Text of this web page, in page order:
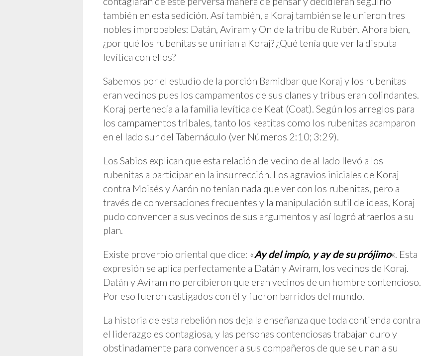
también en esta sedición. Así también, a Koraj también se le unieron tres
nobles improbables: Datán, Aviram y On de la tribu de Rubén. Ahora bien,
¿por qué los rubenitas se unirían a Koraj? ¿Qué tenía que ver la disputa
levítica con ellos?
Sabemos por el estudio de la porción Bamidbar que Koraj y los rubenitas
eran vecinos pues los campamentos de sus clanes y tribus eran colindantes.
Koraj pertenecía a la familia levítica de Keat (Coat). Según los arreglos para
los campamentos tribales, tanto los keatitas como los rubenitas acamparon
en el lado sur del Tabernáculo (ver Números 2:10; 3:29).
Los Sabios explican que esta relación de vecino de al lado llevó a los
rubenitas a participar en la insurrección. Los agravios iniciales de Koraj
contra Moisés y Aarón no tenían nada que ver con los rubenitas, pero a
través de conversaciones frecuentes y la manipulación sutil de ideas, Koraj
pudo convencer a sus vecinos de sus argumentos y así logró atraerlos a su
plan.
Existe proverbio oriental que dice: «Ay del impío, y ay de su prójimo«. Esta
expresión se aplica perfectamente a Datán y Aviram, los vecinos de Koraj.
Datán y Aviram no percibieron que eran vecinos de un hombre contencioso.
Por eso fueron castigados con él y fueron barridos del mundo.
La historia de esta rebelión nos deja la enseñanza que toda contienda contra
el liderazgo es contagiosa, y las personas contenciosas trabajan duro y
obstinadamente para convencer a sus compañeros de que se unan a su